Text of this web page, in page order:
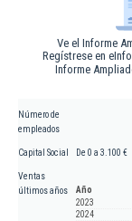
Ve el Informe
Regístrese en
Informe
Número de
empleados
Capital Social De 0 a 3.100 €
Ventas
últimos años
Año
2023
2024